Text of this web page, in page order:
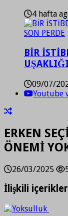
4 hafta
BİR
09/07/
Youtube
ERKEN
ÖNEMİ
26/03/2025
İlişkili içerikler